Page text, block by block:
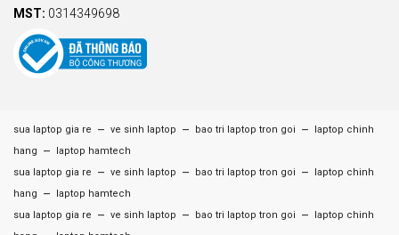
MST: 0314349698
sua laptop gia re – ve sinh laptop – bao tri laptop tron goi –
laptop chinh
hang
–
laptop hamtech
sua laptop gia re
– ve sinh laptop – bao tri laptop tron goi –
laptop chinh
hang
–
laptop hamtech
sua laptop gia re
– ve sinh laptop – bao tri laptop tron goi –
laptop chinh